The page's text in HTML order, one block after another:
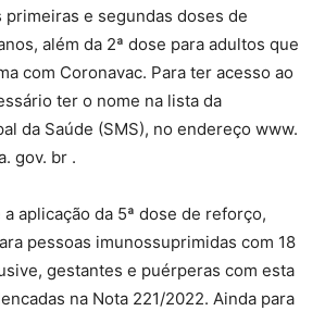
primeiras e segundas doses de
além da 2ª dose para adultos que
com Coronavac. Para ter acesso ao
ter o nome na lista da
da Saúde (SMS), no endereço www.
gov. br .
aplicação da 5ª dose de reforço,
pessoas imunossuprimidas com 18
gestantes e puérperas com esta
na Nota 221/2022. Ainda para